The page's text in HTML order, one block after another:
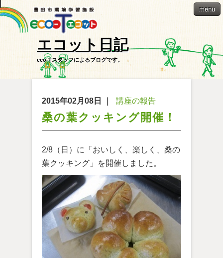
menu
エコット日記
eco-Tスタッフによるブログです。
2015年02月08日 講座の報告
桑の葉クッキング開催！
2/8（日）に「おいしく、楽しく、桑の
葉クッキング」を開催しました。